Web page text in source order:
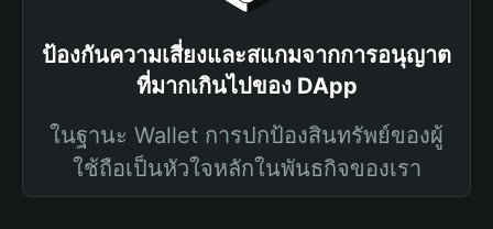
ป้องกันความเสี่ยงและสแกมจากการอนุญาต
ที่มากเกินไปของ DApp
ในฐานะ Wallet การปกป้องสินทรัพย์ของผู้
ใช้ถือเป็นหัวใจหลักในพันธกิจของเรา